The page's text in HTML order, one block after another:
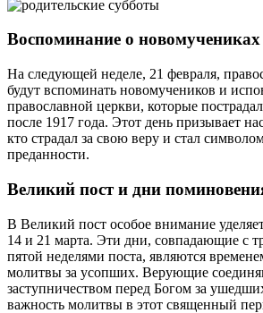
Воспоминание о новомучениках
На следующей неделе, 21 февраля,
будут вспоминать новомучеников и
православной церкви, которые
после 1917 года. Этот день призывает
кто страдал за свою веру и стал
преданности.
Великий пост и дни
В Великий пост особое внимание
14 и 21 марта. Эти дни, совпадающие с
пятой неделями поста, являются
молитвы за усопших. Верующие
заступничеством перед Богом за
важность молитвы в этот священный